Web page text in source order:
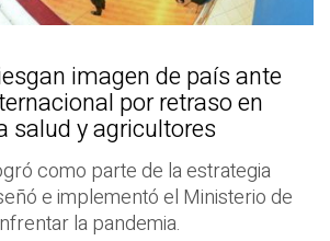
imagen de país ante
por retraso en
salud y agricultores
como parte de la estrategia
e implementó el Ministerio de
la pandemia.